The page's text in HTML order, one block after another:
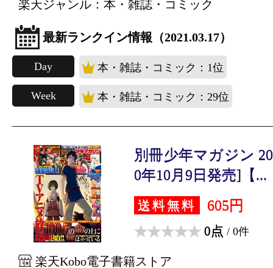
楽天ジャンル：本・雑誌・コミック
最新ランクイン情報（2021.03.17）
Day 本・雑誌・コミック：1位
Week 本・雑誌・コミック：29位
別冊少年マガジン
0年10月9日発売]【...
送料無料 605円
0点 / 0件
楽天Kobo電子書籍ストア